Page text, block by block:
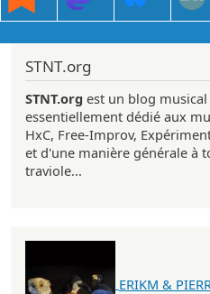
STNT.org
STNT.org est un blog
essentiellement dédié aux
HxC, Free-Improv,
et d'une manière générale à
traviole...
ERIKM &